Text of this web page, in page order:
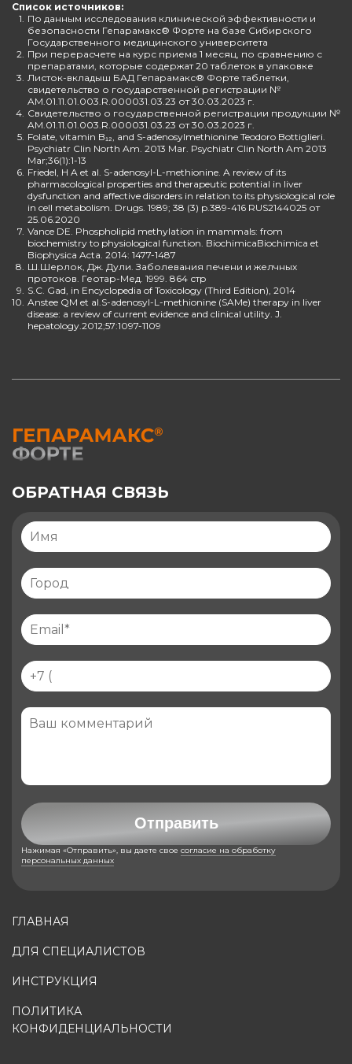
Список источников:
1. По данным исследования клинической эффективности и
безопасности Гепарамакс® Форте на базе Сибирского
Государственного медицинского университета
2. При перерасчете на курс приема 1 месяц, по сравнению с
препаратами, которые содержат 20 таблеток в упаковке
3. Листок-вкладыш БАД Гепарамакс® Форте таблетки,
свидетельство о государственной регистрации №
AM.01.11.01.003.R.000031.03.23 от 30.03.2023 г.
4. Свидетельство о государственной регистрации продукции №
AM.01.11.01.003.R.000031.03.23 от 30.03.2023 г.
5. Folate, vitamin B₁₂, and S-adenosylmethionine Teodoro Bottiglieri.
Psychiatr Clin North Am. 2013 Mar. Psychiatr Clin North Am 2013
Mar;36(1):1-13
6. Friedel, H A et al. S-adenosyl-L-methionine. A review of its
pharmacological properties and therapeutic potential in liver
dysfunction and affective disorders in relation to its physiological role
in cell metabolism. Drugs. 1989; 38 (3) p.389-416 RUS2144025 от
25.06.2020
7. Vance DE. Phospholipid methylation in mammals: from
biochemistry to physiological function. BiochimicaBiochimica et
Biophysica Acta. 2014: 1477-1487
8. Ш.Шерлок, Дж. Дули. Заболевания печени и желчных
протоков. Геотар-Мед. 1999. 864 стр
9. S.C. Gad, in Encyclopedia of Toxicology (Third Edition), 2014
10. Anstee QM et al.S-adenosyl-L-methionine (SAMe) therapy in liver
disease: a review of current evidence and clinical utility. J.
hepatology.2012;57:1097-1109
ГЛАВНАЯ
ДЛЯ СПЕЦИАЛИСТОВ
ИНСТРУКЦИЯ
ПОЛИТИКА
КОНФИДЕНЦИАЛЬНОСТИ
ОБРАТНАЯ СВЯЗЬ
Отправить
Нажимая «Отправить», вы даете свое согласие на обработку
персональных данных